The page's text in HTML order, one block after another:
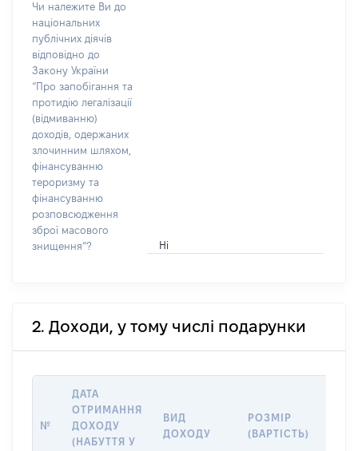
Чи належите Ви до
національних
публічних діячів
відповідно до
Закону України
“Про запобігання та
протидію легалізації
(відмиванню)
доходів, одержаних
злочинним шляхом,
фінансуванню
тероризму та
фінансуванню
розповсюдження
зброї масового
знищення”?
Ні
2. Доходи, у тому числі подарунки
№
ДАТА
ОТРИМАННЯ
ДОХОДУ
(НАБУТТЯ У
ВИД
ДОХОДУ
РОЗМІР
(ВАРТІСТЬ)